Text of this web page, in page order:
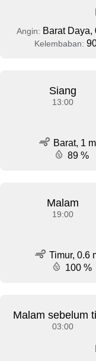
Angin: Barat Daya,
Kelembaban:
Siang
13:00
Barat, 1
89 %
Malam
19:00
Timur, 0.6
100 %
Malam sebelum
03:00